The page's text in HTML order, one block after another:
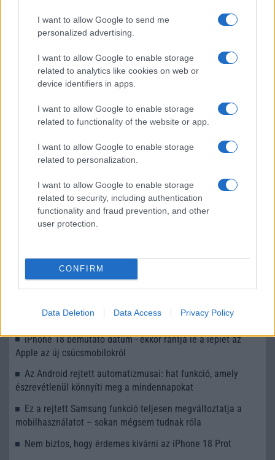
I want to allow Google to send me
personalized advertising.
I want to allow Google to enable storage
related to analytics like cookies on web or
device identifiers in apps.
I want to allow Google to enable storage
related to functionality of the website or app.
I want to allow Google to enable storage
related to personalization.
I want to allow Google to enable storage
related to security, including authentication
functionality and fraud prevention, and other
user protection.
CONFIRM
Data Deletion Data Access Privacy Policy
korszakot ígér a „Sleek peek” szlogennel
az iOS 26-ot és társait
iOS 26: Három fontos újdonság érkezik az App Store-ba –
jön a Játék toplista és a hozzáférhetőségi címkék
Megvan a dátum: szeptember 15-én érkezik az iOS 26 – de
nem minden iPhone kapja meg
iOS 26.0.1 a láthatáron: Apple gyorsjavítást ígér a legújabb
hibákra
Hatalmas megújulás jöhet az iPad mininél – OLED
kijelzővel és új funkciókkal érkezhet
További hírek
LEGOLVASOTTABBAK
UI 9 frissítésből – itt a lista az érintett modellekről
iPhone 18 bemutató dátum - ekkor rántja le a leplet az
Apple az új csúcsmobilokról
Az Android rejtett automatizmusai: hat funkció, amely
észrevétlenül könnyíti meg a mindennapokat
Ez a rejtett Samsung funkció teljesen megváltoztatja a
mobilhasználatot – sokan mégsem tudnak róla
Nem biztos, hogy érdemes kivárni az iPhone 18 Prot